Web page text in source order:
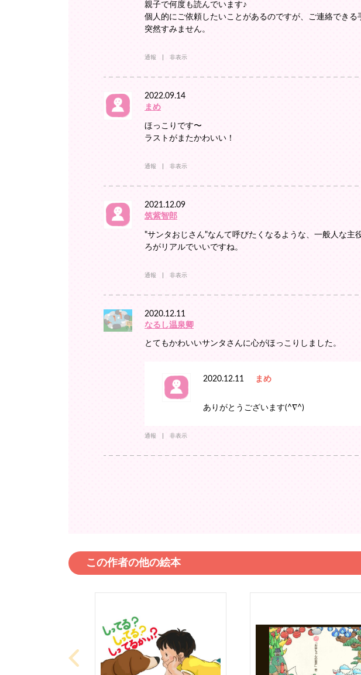
親子で何度も読んでいます♪
個人的にご依頼したいことがあるのですが、ご連絡できる
突然すみません。
通報 非表示
2022.09.14
まめ
ほっこりです〜
ラストがまたかわいい！
通報 非表示
2021.12.09
筑紫智郎
"サンタおじさん"なんて呼びたくなるような、一般人な
ろがリアルでいいですね。
通報 非表示
2020.12.11
なるし温泉卿
とてもかわいいサンタさんに心がほっこりしました。
2020.12.11 まめ
ありがとうございます(^∇^)
通報 非表示
この作者の他の絵本